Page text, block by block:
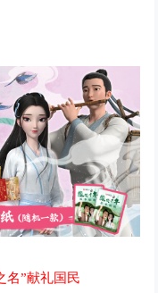
名”献礼国民